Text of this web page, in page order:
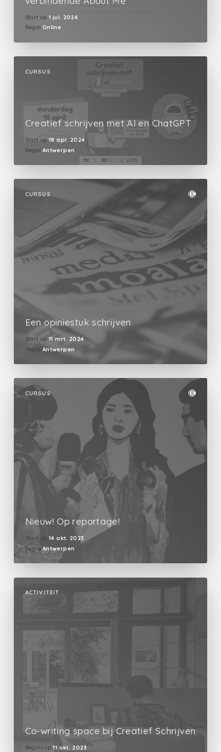
Start op 1 jul. 2024
Regio Online
CURSUS
Creatief schrijven met AI en ChatGPT
Start op 18 apr. 2024
Regio Antwerpen
CURSUS
Een opiniestuk schrijven
Start op 11 mrt. 2024
Regio Antwerpen
CURSUS
Nieuw! Op reportage!
Start op 14 okt. 2023
Regio Antwerpen
ACTIVITEIT
Co-writing space bij Creatief Schrijven
Begint op 11 okt. 2023